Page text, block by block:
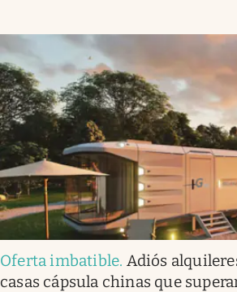
Oferta imbatible. Adiós
casas cápsula chinas que